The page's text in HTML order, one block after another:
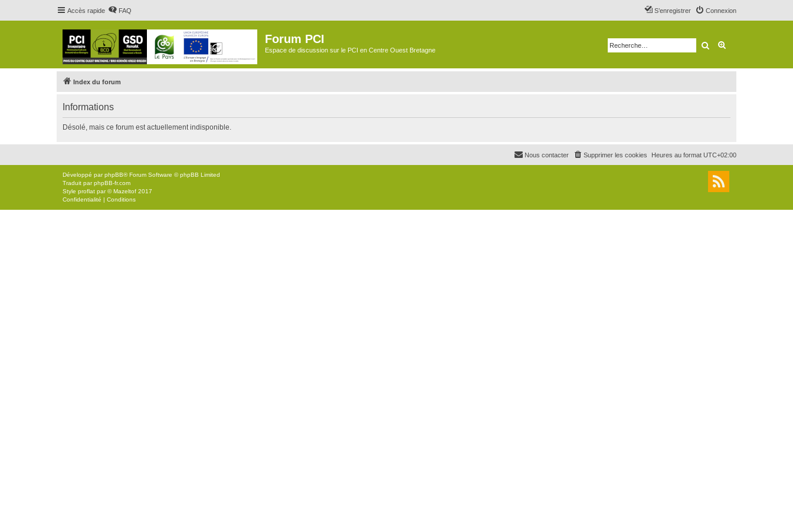
Accès rapide FAQ Connexion
S’enregistrer
Forum PCI
Espace de discussion sur le PCI en Centre Ouest Bretagne Rechercher
Index du forum
Informations
Désolé, mais ce forum est actuellement indisponible.
Heures au format UTC+02:00
Supprimer les cookies
Nous contacter
Développé parphpBB® Forum Software © phpBB Limited
Traduit parphpBB-fr.com
Style proflat par ©Mazeltof 2017
Confidentialité | Conditions